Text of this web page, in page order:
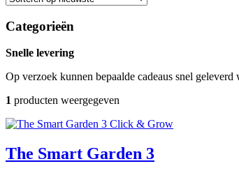
Categorieën
Snelle levering
Op verzoek kunnen bepaalde cadeaus snel geleverd
1 producten weergegeven
Click & Grow
The Smart Garden 3